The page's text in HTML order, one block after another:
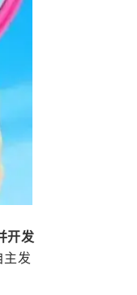
开发
主发